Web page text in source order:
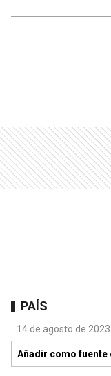
PAÍS
14 de agosto de
Añadir como fuente